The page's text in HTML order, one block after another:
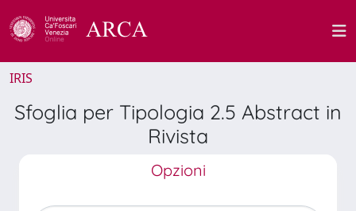
IRIS
Sfoglia per Tipologia 2.5 Abstract in
Rivista
Opzioni